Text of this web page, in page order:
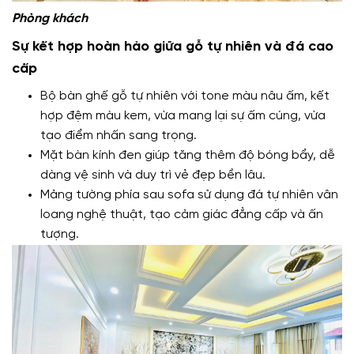
Phòng khách
Sự kết hợp hoàn hảo giữa gỗ tự nhiên và đá cao
cấp
Bộ bàn ghế gỗ tự nhiên với tone màu nâu ấm, kết
hợp đệm màu kem, vừa mang lại sự ấm cúng, vừa
tạo điểm nhấn sang trọng.
Mặt bàn kính đen giúp tăng thêm độ bóng bẩy, dễ
dàng vệ sinh và duy trì vẻ đẹp bền lâu.
Mảng tường phía sau sofa sử dụng đá tự nhiên vân
loang nghệ thuật, tạo cảm giác đẳng cấp và ấn
tượng.